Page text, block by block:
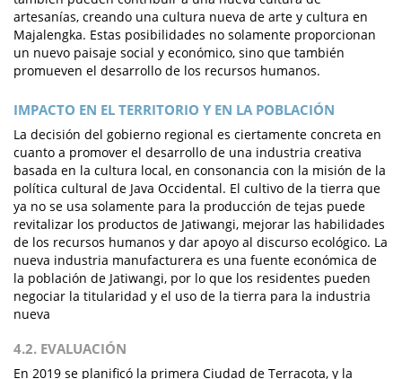
artesanías, creando una cultura nueva de arte y cultura en
Majalengka. Estas posibilidades no solamente proporcionan
un nuevo paisaje social y económico, sino que también
promueven el desarrollo de los recursos humanos.
IMPACTO EN EL TERRITORIO Y EN LA POBLACIÓN
La decisión del gobierno regional es ciertamente concreta en
cuanto a promover el desarrollo de una industria creativa
basada en la cultura local, en consonancia con la misión de la
política cultural de Java Occidental. El cultivo de la tierra que
ya no se usa solamente para la producción de tejas puede
revitalizar los productos de Jatiwangi, mejorar las habilidades
de los recursos humanos y dar apoyo al discurso ecológico. La
nueva industria manufacturera es una fuente económica de
la población de Jatiwangi, por lo que los residentes pueden
negociar la titularidad y el uso de la tierra para la industria
nueva
4.2. EVALUACIÓN
En 2019 se planificó la primera Ciudad de Terracota, y la